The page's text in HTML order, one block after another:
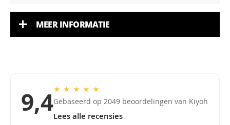
MEER INFORMATIE
9,4★ ★ ★ ★ ★
Gebaseerd op 2049 beoordelingen van Kiyoh
Lees alle recensies